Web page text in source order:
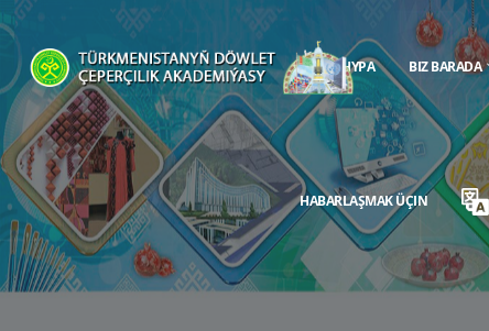
BAŞ SAHYPA BIZ BARADA
HABARLAŞMAK ÜÇIN